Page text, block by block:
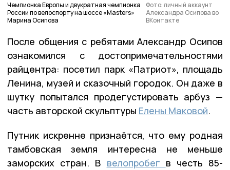
Чемпионка Европы и двукратная чемпионка
России по велоспорту на шоссе «Masters»
Марина Осипова
Фото: личный аккаунт
Александра Осипова во
ВКонтакте
После общения с ребятами Александр Осипов
ознакомился с достопримечательностями
райцентра: посетил парк «Патриот», площадь
Ленина, музей и сказочный городок. Он даже в
шутку попытался продегустировать арбуз —
часть авторской скульптуры Елены Маковой.
Путник искренне признаётся, что ему родная
тамбовская земля интересна не меньше
заморских стран. В велопробег в честь 85-